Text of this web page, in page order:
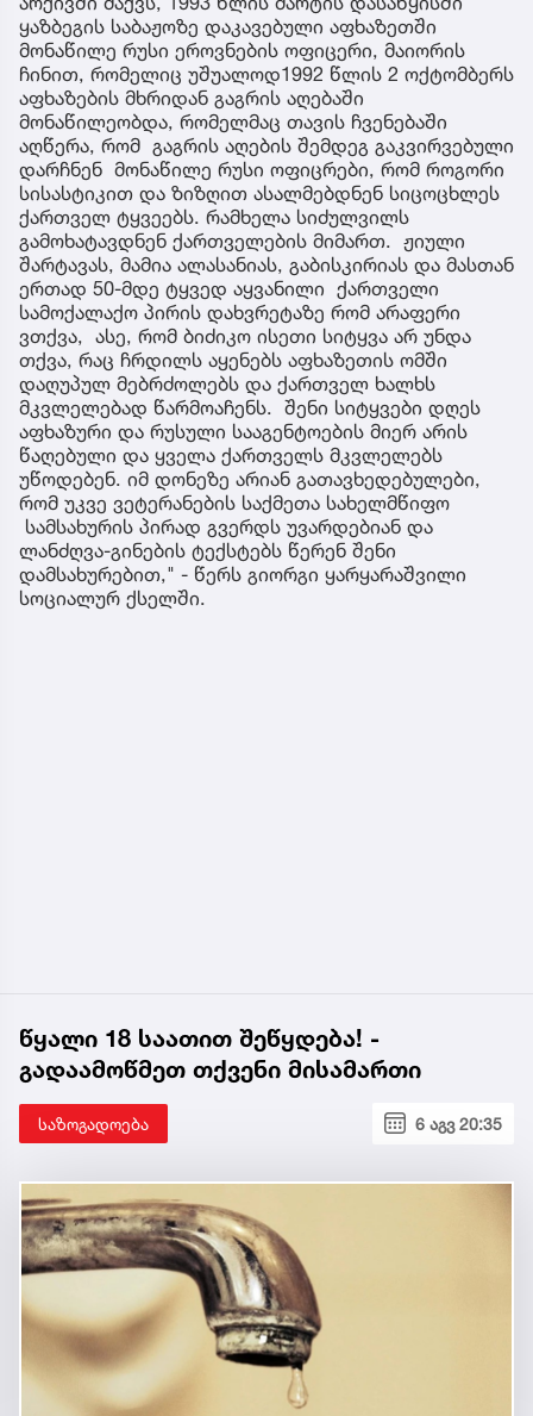
ყაზბეგის საბაჟოზე დაკავებული აფხაზეთში
მონაწილე რუსი ეროვნების ოფიცერი, მაიორის
ჩინით, რომელიც უშუალოდ1992 წლის 2 ოქტომბერს
აფხაზების მხრიდან გაგრის აღებაში
მონაწილეობდა, რომელმაც თავის ჩვენებაში
აღწერა, რომ გაგრის აღების შემდეგ გაკვირვებული
დარჩნენ მონაწილე რუსი ოფიცრები, რომ როგორი
სისასტიკით და ზიზღით ასალმებდნენ სიცოცხლეს
ქართველ ტყვეებს. რამხელა სიძულვილს
გამოხატავდნენ ქართველების მიმართ. ჟიული
შარტავას, მამია ალასანიას, გაბისკირიას და მასთან
ერთად 50-მდე ტყვედ აყვანილი ქართველი
სამოქალაქო პირის დახვრეტაზე რომ არაფერი
ვთქვა, ასე, რომ ბიძიკო ისეთი სიტყვა არ უნდა
თქვა, რაც ჩრდილს აყენებს აფხაზეთის ომში
დაღუპულ მებრძოლებს და ქართველ ხალხს
მკვლელებად წარმოაჩენს. შენი სიტყვები დღეს
აფხაზური და რუსული სააგენტოების მიერ არის
წაღებული და ყველა ქართველს მკვლელებს
უწოდებენ. იმ დონეზე არიან გათავხედებულები,
რომ უკვე ვეტერანების საქმეთა სახელმწიფო
სამსახურის პირად გვერდს უვარდებიან და
ლანძღვა-გინების ტექსტებს წერენ შენი
დამსახურებით," - წერს გიორგი ყარყარაშვილი
სოციალურ ქსელში.
წყალი 18 საათით შეწყდება! -
გადაამოწმეთ თქვენი მისამართი
საზოგადოება 6 აგვ 20:35